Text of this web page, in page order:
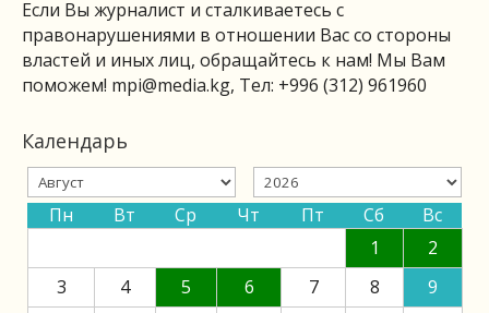
Если Вы журналист и сталкиваетесь с
правонарушениями в отношении Вас со стороны
властей и иных лиц, обращайтесь к нам! Мы Вам
поможем! mpi@media.kg, Тел: +996 (312) 961960
Календарь
Пн Вт Ср Чт Пт Сб
Вс
1
2
3
4 5 6 7 8
9